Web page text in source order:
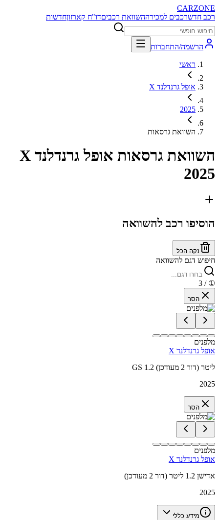
CARZONE
רכב חדשרכבים למכירההשוואת רכביםדו"ח קארזוןחדשות
הרשמה/התחברות
ראשי
אופל גרנדלנד X
2025
השוואת גרסאות
השוואת גרסאות
אופל גרנדלנד X
2025
הוסיפו רכב להשוואה
נקה הכל
חיפוש דגם להשוואה
①
/ 3
הסר
מלפנים
אופל גרנדלנד X
GS 1.2 ליטר (דור 2 מעודכן)
2025
הסר
מלפנים
אופל גרנדלנד X
אדישן 1.2 ליטר (דור 2 מעודכן)
2025
מידע כללי